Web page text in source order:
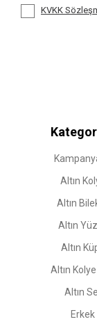
KVKK
Altın
Altın
Altın
Altın
Altın
Altın
Erkek